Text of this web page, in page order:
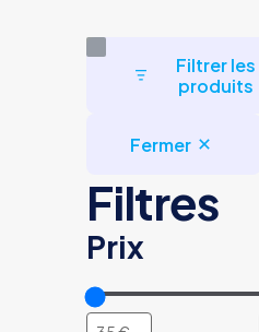
Filtrer les
produits
Fermer
Filtres
Prix